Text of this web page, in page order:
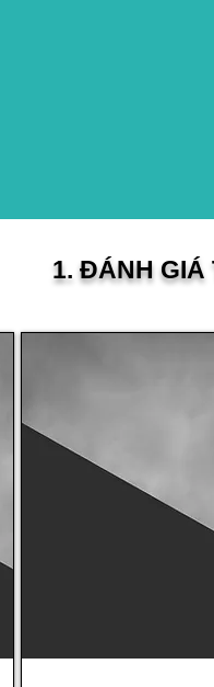
1. ĐÁNH GIÁ